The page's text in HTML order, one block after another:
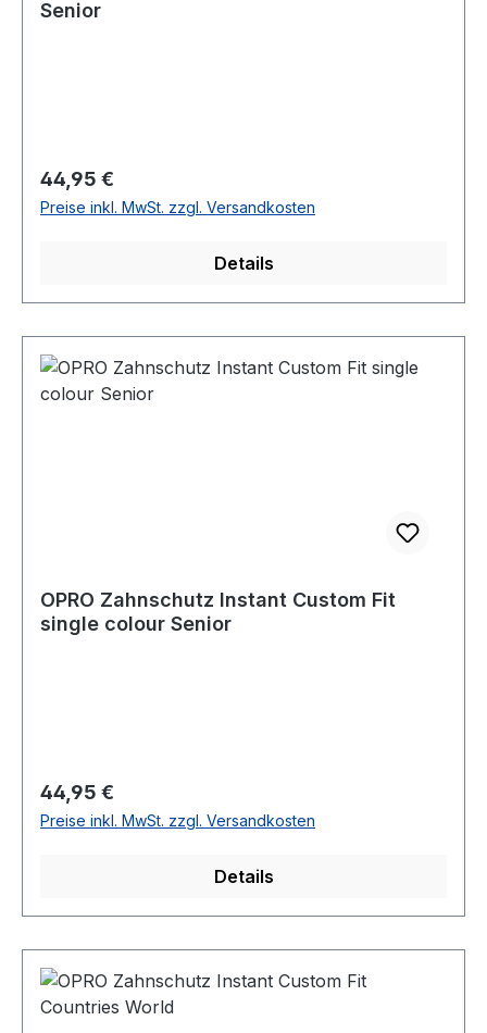
Senior
Regulärer Preis:
44,95 €
Preise inkl. MwSt. zzgl. Versandkosten
Details
OPRO Zahnschutz Instant Custom Fit
single colour Senior
Regulärer Preis:
44,95 €
Preise inkl. MwSt. zzgl. Versandkosten
Details